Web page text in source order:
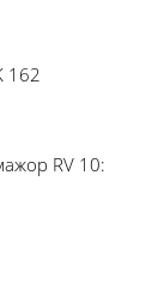
162
RV 10: